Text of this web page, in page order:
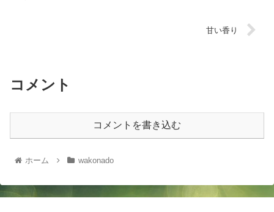
甘い香り
コメント
コメントを書き込む
ホーム wakonado